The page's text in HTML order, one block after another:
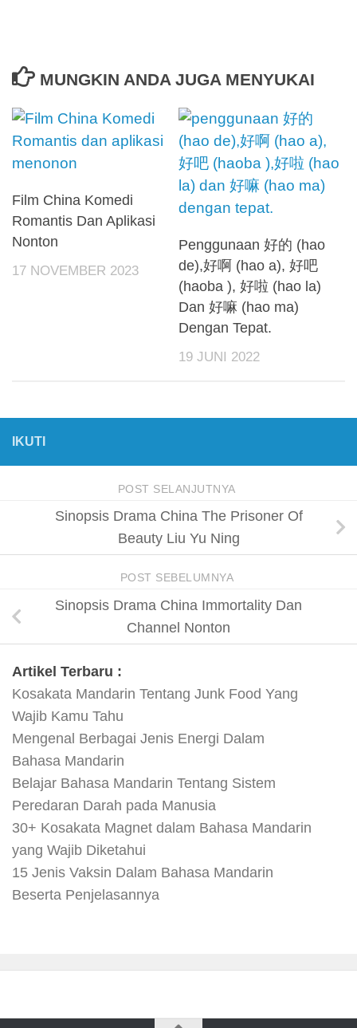
MUNGKIN ANDA JUGA MENYUKAI
Film China Komedi
Romantis Dan Aplikasi
Nonton
17 NOVEMBER 2023
Penggunaan 好的 (hao
de),好啊 (hao a), 好吧
(haoba ), 好啦 (hao la)
Dan 好嘛 (hao ma)
Dengan Tepat.
19 JUNI 2022
IKUTI
POST SELANJUTNYA
Sinopsis Drama China The Prisoner Of
Beauty Liu Yu Ning
POST SEBELUMNYA
Sinopsis Drama China Immortality Dan
Channel Nonton
Artikel Terbaru :
Kosakata Mandarin Tentang Junk Food Yang
Wajib Kamu Tahu
Mengenal Berbagai Jenis Energi Dalam
Bahasa Mandarin
Belajar Bahasa Mandarin Tentang Sistem
Peredaran Darah pada Manusia
30+ Kosakata Magnet dalam Bahasa Mandarin
yang Wajib Diketahui
15 Jenis Vaksin Dalam Bahasa Mandarin
Beserta Penjelasannya